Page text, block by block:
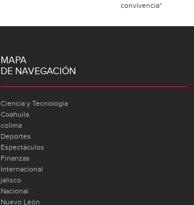
convivencia*
MAPA
DE NAVEGACIÓN
Ciencia y Tecnología
Coahuila
colima
Deportes
Espectáculos
Finanzas
Internacional
jalisco
Nacional
Nuevo León